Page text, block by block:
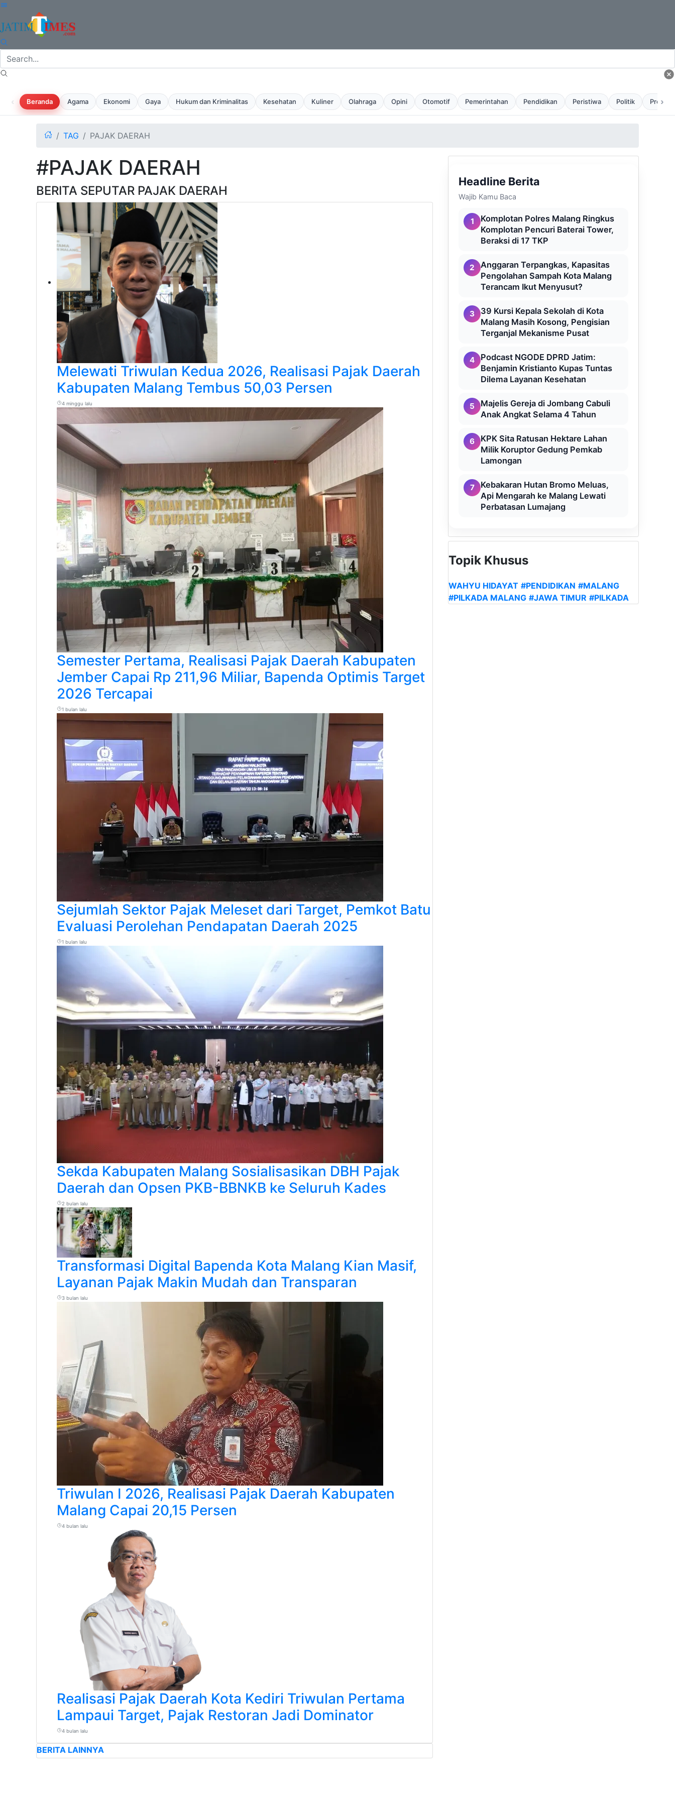
‹ Beranda Agama Ekonomi Gaya Hukum dan Kriminalitas Kesehatan Kuliner Olahraga Opini Otomotif Pemerintahan Pendidikan Peristiwa Politik Profil
›
TAG PAJAK DAERAH
#PAJAK DAERAH
BERITA SEPUTAR PAJAK DAERAH
Melewati Triwulan Kedua 2026, Realisasi Pajak Daerah
Kabupaten Malang Tembus 50,03 Persen
4 minggu lalu
Semester Pertama, Realisasi Pajak Daerah Kabupaten
Jember Capai Rp 211,96 Miliar, Bapenda Optimis Target
2026 Tercapai
1 bulan lalu
Sejumlah Sektor Pajak Meleset dari Target, Pemkot Batu
Evaluasi Perolehan Pendapatan Daerah 2025
1 bulan lalu
Sekda Kabupaten Malang Sosialisasikan DBH Pajak
Daerah dan Opsen PKB-BBNKB ke Seluruh Kades
2 bulan lalu
Transformasi Digital Bapenda Kota Malang Kian Masif,
Layanan Pajak Makin Mudah dan Transparan
3 bulan lalu
Triwulan I 2026, Realisasi Pajak Daerah Kabupaten
Malang Capai 20,15 Persen
4 bulan lalu
Realisasi Pajak Daerah Kota Kediri Triwulan Pertama
Lampaui Target, Pajak Restoran Jadi Dominator
4 bulan lalu
BERITA LAINNYA
Headline Berita
Wajib Kamu Baca
1
Komplotan Polres Malang Ringkus
Komplotan Pencuri Baterai Tower,
Beraksi di 17 TKP
2
Anggaran Terpangkas, Kapasitas
Pengolahan Sampah Kota Malang
Terancam Ikut Menyusut?
3
39 Kursi Kepala Sekolah di Kota
Malang Masih Kosong, Pengisian
Terganjal Mekanisme Pusat
4
Podcast NGODE DPRD Jatim:
Benjamin Kristianto Kupas Tuntas
Dilema Layanan Kesehatan
5
Majelis Gereja di Jombang Cabuli
Anak Angkat Selama 4 Tahun
6
KPK Sita Ratusan Hektare Lahan
Milik Koruptor Gedung Pemkab
Lamongan
7
Kebakaran Hutan Bromo Meluas,
Api Mengarah ke Malang Lewati
Perbatasan Lumajang
Topik Khusus
WAHYU HIDAYAT #PENDIDIKAN #MALANG
#PILKADA MALANG #JAWA TIMUR #PILKADA